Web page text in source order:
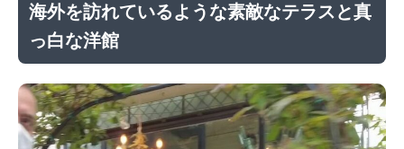
海外を訪れているような素敵なテラスと真
っ白な洋館